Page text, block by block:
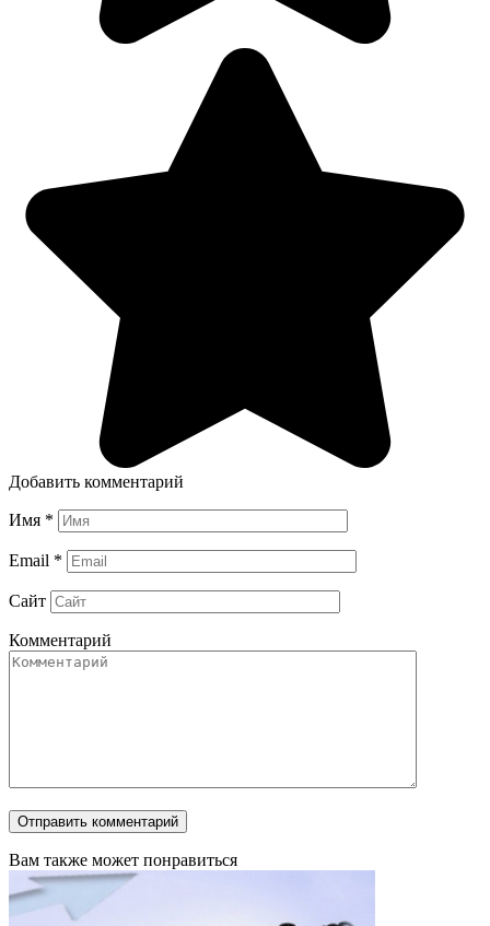
Добавить комментарий
Имя *
Email *
Сайт
Комментарий
Вам также может понравиться